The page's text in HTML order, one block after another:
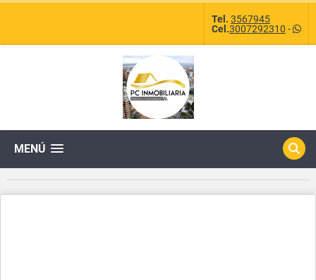
Tel. 3567945
Cel.3007292310 -
MENÚ